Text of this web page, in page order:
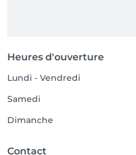
Heures d'ouverture
Lundi - Vendredi
Samedi
Dimanche
Contact